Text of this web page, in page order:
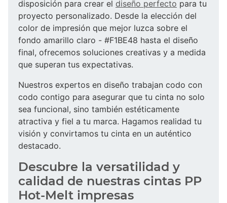
disposición para crear el diseño perfecto para tu
proyecto personalizado. Desde la elección del
color de impresión que mejor luzca sobre el
fondo amarillo claro - #F1BE48 hasta el diseño
final, ofrecemos soluciones creativas y a medida
que superan tus expectativas.
Nuestros expertos en diseño trabajan codo con
codo contigo para asegurar que tu cinta no solo
sea funcional, sino también estéticamente
atractiva y fiel a tu marca. Hagamos realidad tu
visión y convirtamos tu cinta en un auténtico
destacado.
Descubre la versatilidad y
calidad de nuestras cintas PP
Hot-Melt impresas